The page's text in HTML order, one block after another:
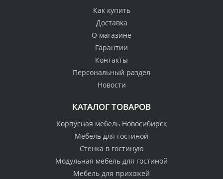
Как купить
Доставка
О магазине
Гарантии
Контакты
Персональный раздел
Новости
КАТАЛОГ ТОВАРОВ
Корпусная мебель Новосибирск
Мебель для гостиной
Стенка в гостиную
Модульная мебель для гостиной
Мебель для прихожей